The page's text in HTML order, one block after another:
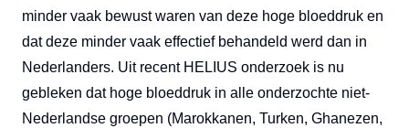
minder vaak bewust waren van deze hoge bloeddruk en
dat deze minder vaak effectief behandeld werd dan in
Nederlanders. Uit recent HELIUS onderzoek is nu
gebleken dat hoge bloeddruk in alle onderzochte niet-
Nederlandse groepen (Marokkanen, Turken, Ghanezen,